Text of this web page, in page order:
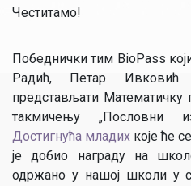
Честитамо!
Победнички тим BioPass
Радић, Петар
представљати Математичку
такмичењу „Пословни
Достигнућа младих које ће
је добио награду на
одржано у нашој школи у